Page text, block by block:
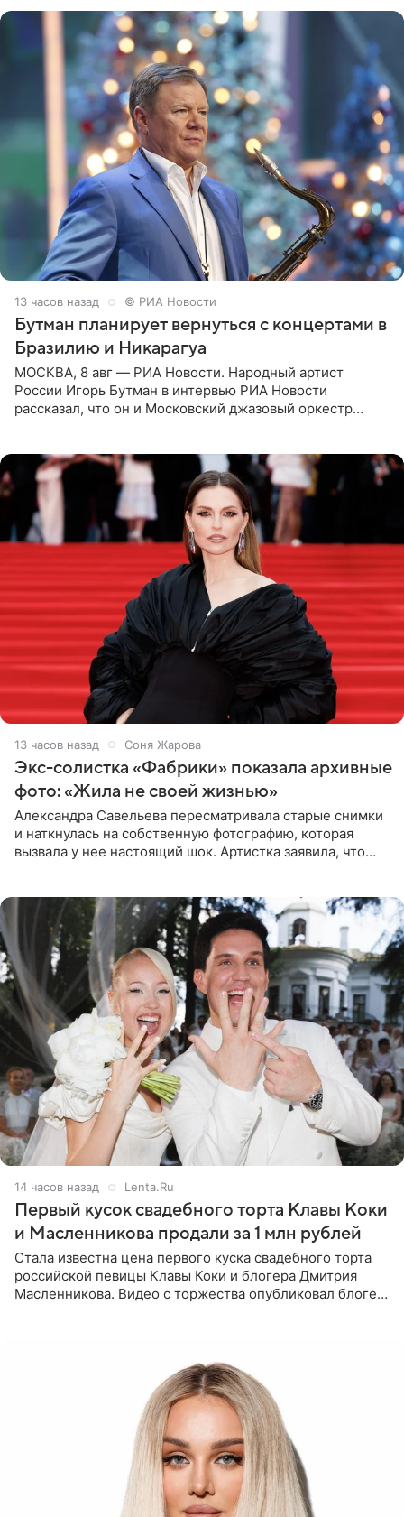
13 часов назад © РИА Новости
Бутман планирует вернуться с концертами в
Бразилию и Никарагуа
МОСКВА, 8 авг — РИА Новости. Народный артист
России Игорь Бутман в интервью РИА Новости
рассказал, что он и Московский джазовый оркестр
13 часов назад Соня Жарова
Экс-солистка «Фабрики» показала архивные
фото: «Жила не своей жизнью»
Александра Савельева пересматривала старые снимки
и наткнулась на собственную фотографию, которая
вызвала у нее настоящий шок. Артистка заявила, что
14 часов назад Lenta.Ru
Первый кусок свадебного торта Клавы Коки
и Масленникова продали за 1 млн рублей
Стала известна цена первого куска свадебного торта
российской певицы Клавы Коки и блогера Дмитрия
Масленникова. Видео с торжества опубликовал блогер